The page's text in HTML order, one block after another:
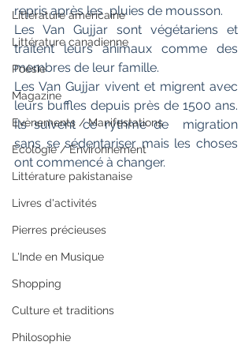
Littérature américaine
Littérature canadienne
Poésie
Magazine
Evènements / Manifestations
Ecologie / Environnement
Littérature pakistanaise
Livres d'activités
Pierres précieuses
L'Inde en Musique
Shopping
Culture et traditions
Philosophie
repris après les  pluies de mousson.
Les Van Gujjar sont végétariens et
traitent leurs animaux comme des
membres de leur famille.
Les Van Gujjar vivent et migrent avec
leurs buffles depuis près de 1500 ans.
Ils suivent ce rythme de  migration
sans se sédentariser mais les choses
ont commencé à changer.